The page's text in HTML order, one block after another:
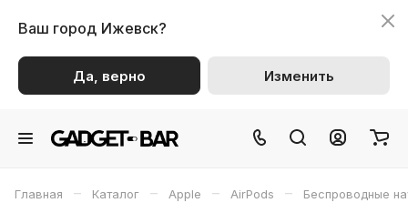
Ваш город Ижевск?
Да, верно Изменить
Главная – Каталог – Apple – AirPods – Беспроводные